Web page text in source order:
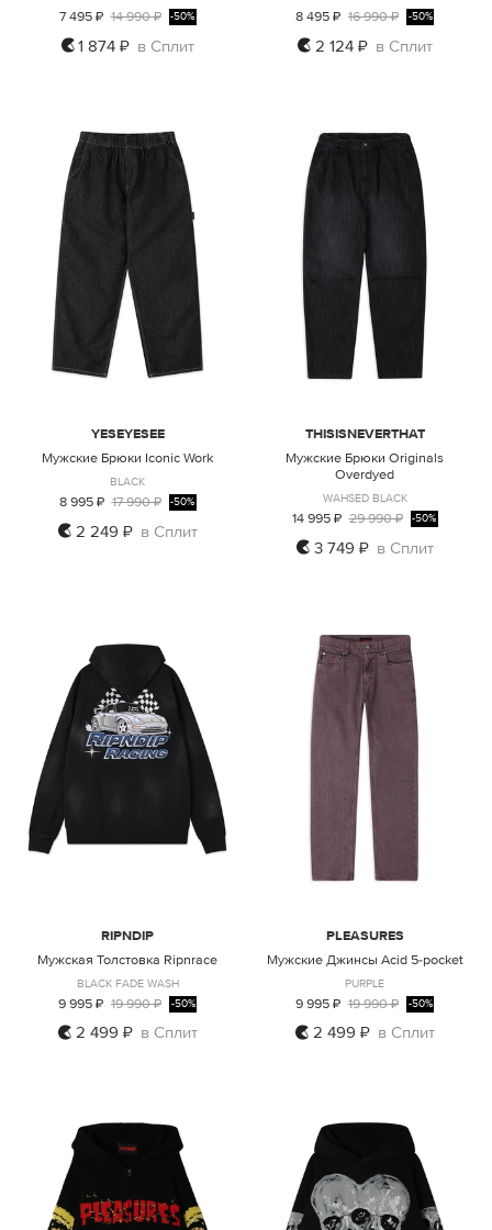
29 33
7 495 ₽ 14 990 ₽ -50%
1 874 ₽ в Сплит 32 34
8 495 ₽ 16 990 ₽ -50%
2 124 ₽ в Сплит
YESEYESEE
Мужские Брюки Iconic Work
BLACK
8 995 ₽ 17 990 ₽ -50%
2 249 ₽ в Сплит
M L XL
THISISNEVERTHAT
Мужские Брюки Originals
Overdyed
WAHSED BLACK
14 995 ₽ 29 990 ₽ -50%
3 749 ₽ в Сплит
S
RIPNDIP
Мужская Толстовка Ripnrace
BLACK FADE WASH
9 995 ₽ 19 990 ₽ -50%
2 499 ₽ в Сплит 30
PLEASURES
Мужские Джинсы Acid 5-pocket
PURPLE
9 995 ₽ 19 990 ₽ -50%
2 499 ₽ в Сплит